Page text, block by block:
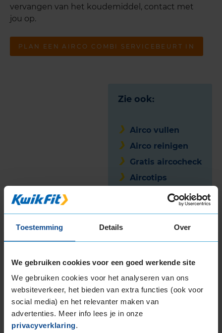
Toestemming Details Over
We gebruiken cookies voor een goed werkende site
We gebruiken cookies voor het analyseren van ons
websiteverkeer, het bieden van extra functies (ook voor
social media) en het relevanter maken van
advertenties. Meer info lees je in onze
privacyverklaring.
vervangen van het koudemiddel, contact met
jou op.
PLAN EEN AIRCO COMBI SERVICEBEURT IN
Zie ook:
Airco vullen
Airco reinigen
Gratis aircocheck
Aircotips
geleid, waardoor de warme lucht verandert in
Vervolgens wordt de gekoelde en ontvochtigde
lucht je interieur weer ingeblazen. Dit geeft
aangename verfrissing in je auto.
De filters van je aircosysteem vangen pollen, stof